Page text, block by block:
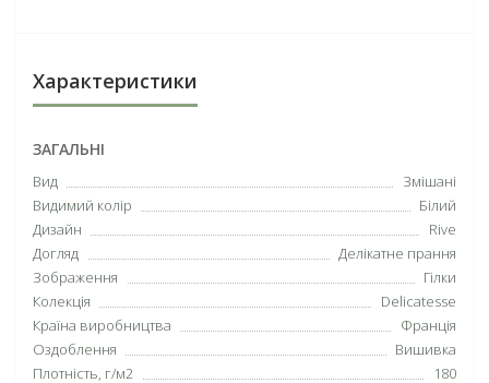
Характеристики
ЗАГАЛЬНІ
Вид
Змішані
Видимий колір
Білий
Дизайн
Rive
Догляд
Делікатне прання
Зображення
Гілки
Колекція
Delicatesse
Країна виробництва
Франція
Оздоблення
Вишивка
Плотність, г/м2
180